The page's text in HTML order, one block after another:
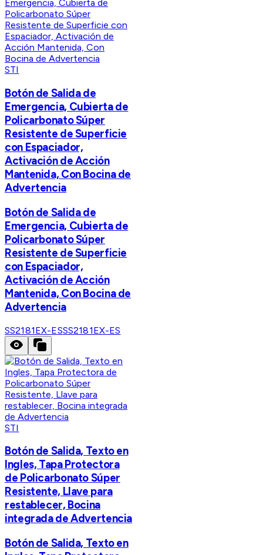
STI
Botón de Salida de
Emergencia, Cubierta de
Policarbonato Súper
Resistente de Superficie
con Espaciador,
Activación de Acción
Mantenida, Con Bocina de
Advertencia
Botón de Salida de
Emergencia, Cubierta de
Policarbonato Súper
Resistente de Superficie
con Espaciador,
Activación de Acción
Mantenida, Con Bocina de
Advertencia
SS2181EX-ESSS2181EX-ES
STI
Botón de Salida, Texto en
Ingles, Tapa Protectora
de Policarbonato Súper
Resistente, Llave para
restablecer, Bocina
integrada de Advertencia
Botón de Salida, Texto en